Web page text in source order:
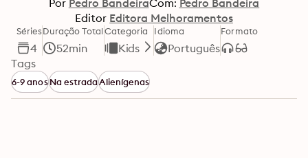
Por Pedro BandeiraCom: Pedro Bandeira
Editor Editora Melhoramentos
Séries
4
Duração Total
52min
Categoria
Kids
Idioma
Português
Formato
Tags
6-9 anosNa estradaAlienígenas